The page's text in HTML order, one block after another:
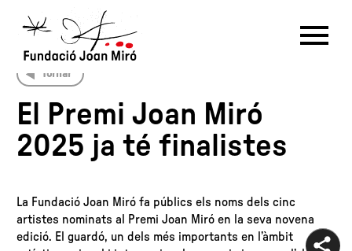
EN
DE
RU
IT
日本語
NL
PT
Tornar
El Premi Joan Miró
2025 ja té finalistes
La Fundació Joan Miró fa públics els noms dels cinc
artistes nominats al Premi Joan Miró en la seva novena
edició. El guardó, un dels més importants en l’àmbit